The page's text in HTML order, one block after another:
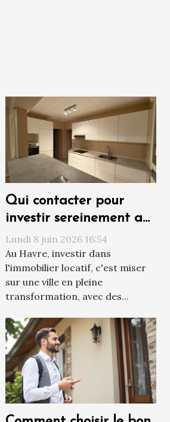
Qui contacter pour
investir sereinement au
Havre ?
Lundi 8 juin 2026 16:54
Au Havre, investir dans
l'immobilier locatif, c'est miser
sur une ville en pleine
transformation, avec des...